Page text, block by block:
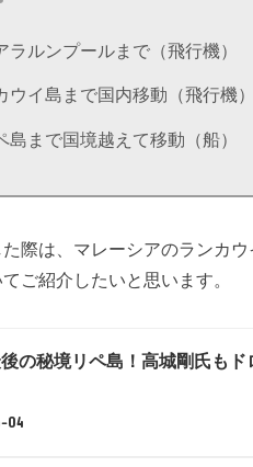
ルンプールまで（飛行機）
イ島まで国内移動（飛行機）
まで国境越えて移動（船）
際は、マレーシアのランカ
ご紹介したいと思います。
の秘境リペ島！高城剛氏も
04